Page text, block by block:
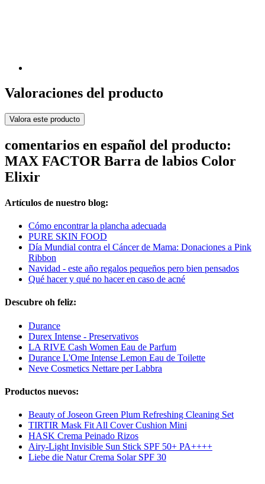
Valoraciones del producto
Valora este producto
comentarios en español del producto:
MAX FACTOR Barra de labios Color
Elixir
Artículos de nuestro blog:
Cómo encontrar la plancha adecuada
PURE SKIN FOOD
Día Mundial contra el Cáncer de Mama: Donaciones a Pink
Ribbon
Navidad - este año regalos pequeños pero bien pensados
Qué hacer y qué no hacer en caso de acné
Descubre oh feliz:
Durance
Durex Intense - Preservativos
LA RIVE Cash Women Eau de Parfum
Durance L'Ome Intense Lemon Eau de Toilette
Neve Cosmetics Nettare per Labbra
Productos nuevos:
Beauty of Joseon Green Plum Refreshing Cleaning Set
TIRTIR Mask Fit All Cover Cushion Mini
HASK Crema Peinado Rizos
Airy-Light Invisible Sun Stick SPF 50+ PA++++
Liebe die Natur Crema Solar SPF 30